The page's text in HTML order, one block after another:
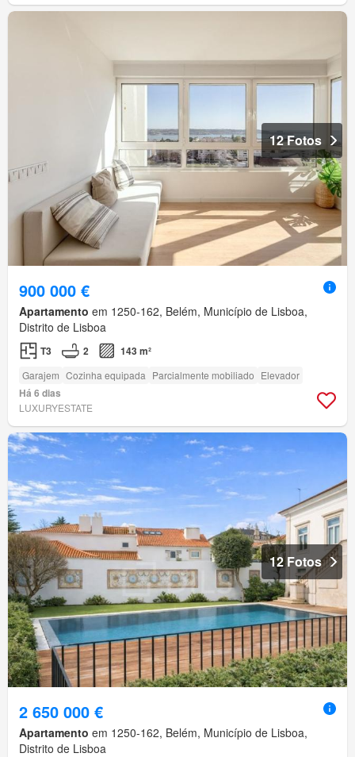
12 Fotos
900 000 €
Apartamento em 1250-162, Belém, Município de Lisboa,
Distrito de Lisboa
T3 2 143 m²
Garajem Cozinha equipada Parcialmente mobiliado Elevador
Há 6 dias
LUXURYESTATE
12 Fotos
2 650 000 €
Apartamento em 1250-162, Belém, Município de Lisboa,
Distrito de Lisboa